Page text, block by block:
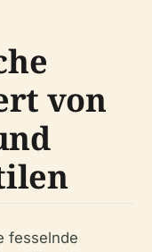
von
fesselnde